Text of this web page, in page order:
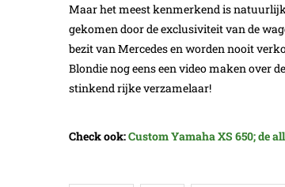
Maar het meest kenmerkend is
gekomen door de exclusiviteit van de
bezit van Mercedes en worden nooit
Blondie nog eens een video maken over
stinkend rijke verzamelaar!
Check ook:Custom Yamaha XS 650; de